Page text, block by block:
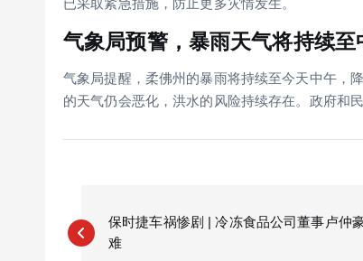
已采取紧急措施，防止更多灾情发生。
气象局预警，暴雨天气将持续至
气象局提醒，柔佛州的暴雨将持续至今天中午，
的天气仍会恶化，洪水的风险持续存在。政府和
o
s
保时捷车祸惨剧 | 冷冻食品公司董事卢仲
难